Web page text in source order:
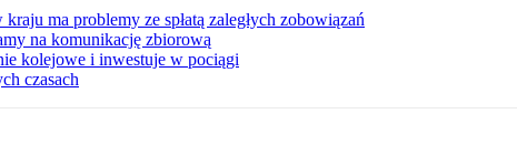
ma problemy ze spłatą zaległych zobowiązań
na komunikację zbiorową
kolejowe i inwestuje w pociągi
czasach